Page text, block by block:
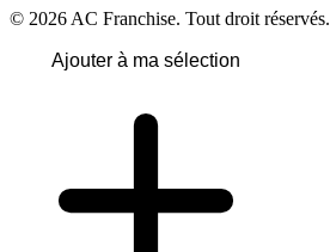
© 2026 AC Franchise. Tout droit réservés.
Ajouter à ma sélection